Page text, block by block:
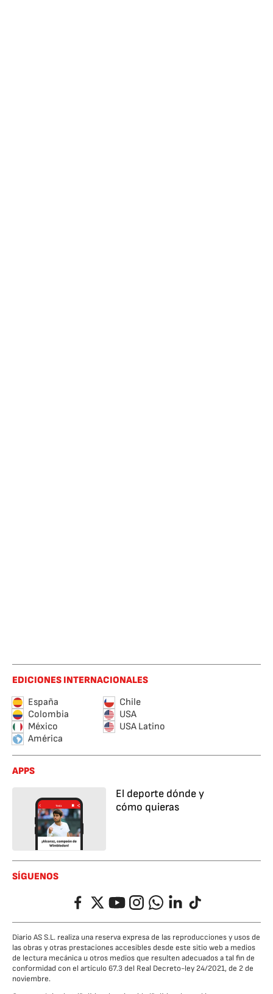
EDICIONES INTERNACIONALES
España
Chile
Colombia
USA
México
USA Latino
América
APPS
El deporte dónde y
cómo quieras
SÍGUENOS
FacebookTwitterYouTubeInstagramWhatsappLinkedIn
TikTok
Diario AS S.L. realiza una reserva expresa de las reproducciones y usos de
las obras y otras prestaciones accesibles desde este sitio web a medios
de lectura mecánica u otros medios que resulten adecuados a tal fin de
conformidad con el artículo 67.3 del Real Decreto-ley 24/2021, de 2 de
noviembre.